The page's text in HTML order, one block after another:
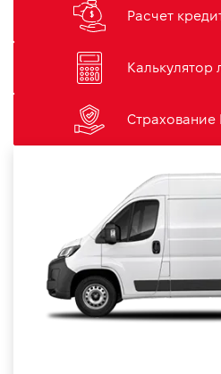
Расчет
Калькулятор